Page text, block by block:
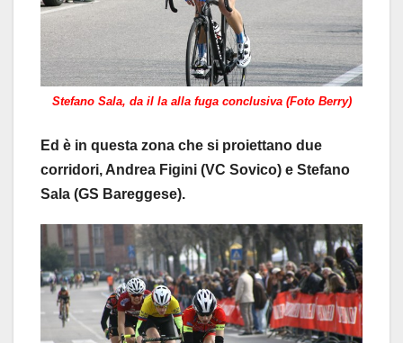
Stefano Sala, da il la alla fuga conclusiva (Foto Berry)
Ed è in questa zona che si proiettano due
corridori, Andrea Figini (VC Sovico) e Stefano
Sala (GS Bareggese).